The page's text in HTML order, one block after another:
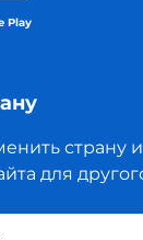
Play
страну
для